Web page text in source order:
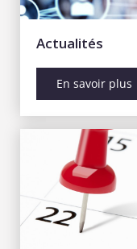
Actualités
En savoir plus